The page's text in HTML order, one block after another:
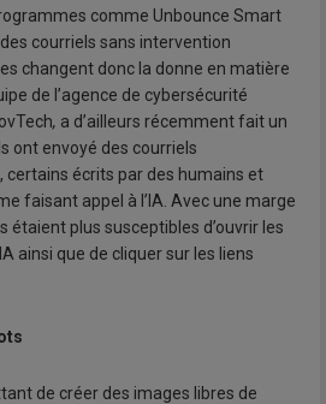
comme Unbounce Smart
courriels sans intervention
changent donc la donne en matière
de l’agence de cybersécurité
, a d’ailleurs récemment fait un
ont envoyé des courriels
certains écrits par des humains et
faisant appel à l’IA. Avec une marge
étaient plus susceptibles d’ouvrir les
ainsi que de cliquer sur les liens
de créer des images libres de